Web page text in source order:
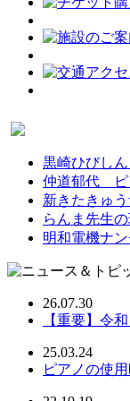
黒崎ひびし
仲道郁代 ピ
新きたきゅ
らんま先生
明和電機ナ
26.07.30
【重要】令
25.03.24
ピアノの使